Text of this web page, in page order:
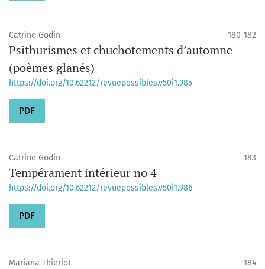
Catrine Godin 180-182
Psithurismes et chuchotements d’automne
(poèmes glanés)
https://doi.org/10.62212/revuepossibles.v50i1.985
PDF
Catrine Godin 183
Tempérament intérieur no 4
https://doi.org/10.62212/revuepossibles.v50i1.986
PDF
Mariana Thieriot 184